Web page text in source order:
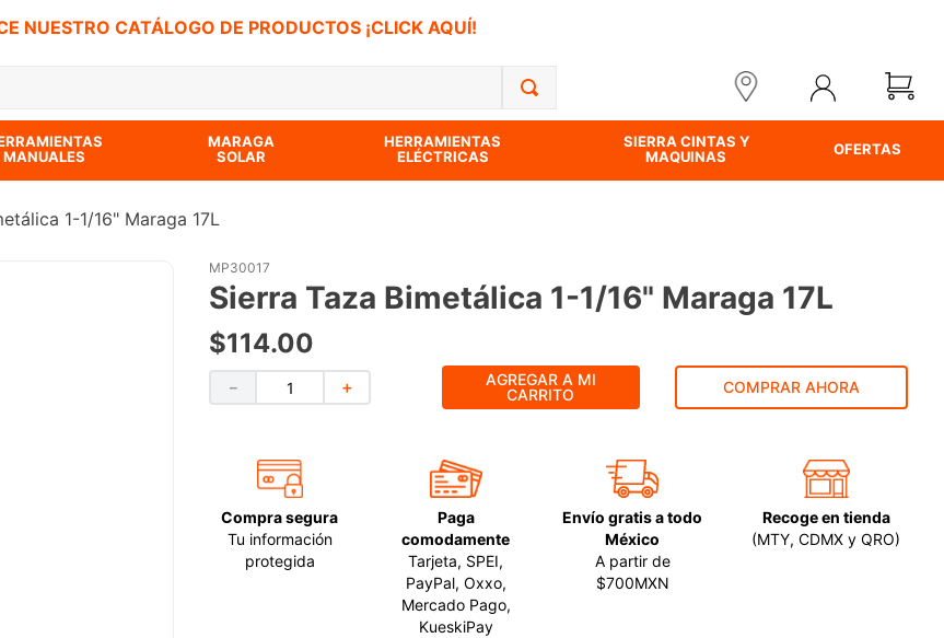
NUESTRO CATÁLOGO DE PRODUCTOS ¡CLICK AQUÍ!
MANUALES
MARAGA
SOLAR
HERRAMIENTAS
ELÉCTRICAS
SIERRA CINTAS Y
MAQUINAS
OFERTAS
1-1/16" Maraga 17L
MP30017
Sierra Taza Bimetálica 1-1/16" Maraga 17L
$114.00
＋
－
AGREGAR A MI
CARRITO
COMPRAR AHORA
Compra segura
Tu información
protegida
Paga
comodamente
Tarjeta, SPEI,
PayPal, Oxxo,
Mercado Pago,
KueskiPay
Envío gratis a todo
México
A partir de
$700MXN
Recoge en tienda
(MTY, CDMX y QRO)